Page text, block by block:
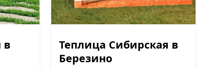
в
Теплица Сибирская в
Березино